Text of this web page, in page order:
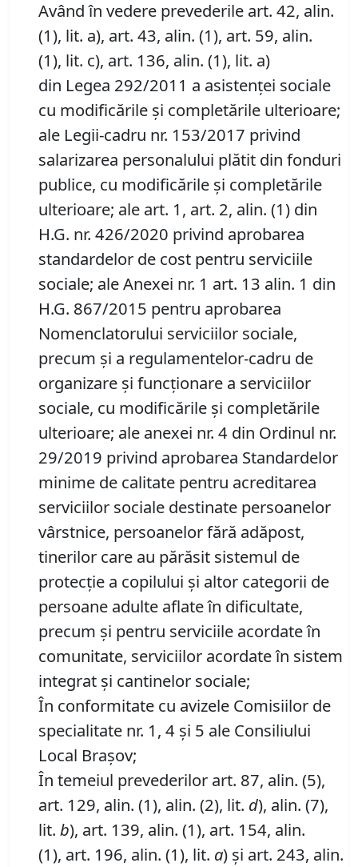
Având în vedere prevederile art. 42, alin.
(1), lit. a), art. 43, alin. (1), art. 59, alin.
(1), lit. c), art. 136, alin. (1), lit. a)
din Legea 292/2011 a asistenței sociale
cu modificările și completările ulterioare;
ale Legii-cadru nr. 153/2017 privind
salarizarea personalului plătit din fonduri
publice, cu modificările și completările
ulterioare; ale art. 1, art. 2, alin. (1) din
H.G. nr. 426/2020 privind aprobarea
standardelor de cost pentru serviciile
sociale; ale Anexei nr. 1 art. 13 alin. 1 din
H.G. 867/2015 pentru aprobarea
Nomenclatorului serviciilor sociale,
precum şi a regulamentelor-cadru de
organizare şi funcţionare a serviciilor
sociale, cu modificările și completările
ulterioare; ale anexei nr. 4 din Ordinul nr.
29/2019 privind aprobarea Standardelor
minime de calitate pentru acreditarea
serviciilor sociale destinate persoanelor
vârstnice, persoanelor fără adăpost,
tinerilor care au părăsit sistemul de
protecţie a copilului şi altor categorii de
persoane adulte aflate în dificultate,
precum şi pentru serviciile acordate în
comunitate, serviciilor acordate în sistem
integrat şi cantinelor sociale;
În conformitate cu avizele Comisiilor de
specialitate nr. 1, 4 și 5 ale Consiliului
Local Brașov;
În temeiul prevederilor art. 87, alin. (5),
art. 129, alin. (1), alin. (2), lit. d), alin. (7),
lit. b), art. 139, alin. (1), art. 154, alin.
(1), art. 196, alin. (1), lit. a) și art. 243, alin.